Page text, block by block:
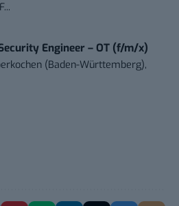
Engineer – OT (f/m/x)
(Baden-Württemberg),